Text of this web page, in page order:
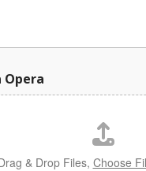
Opera
& Drop Files, Choose